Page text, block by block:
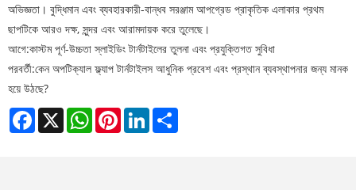
অভিজ্ঞতা। বুদ্ধিমান এবং ব্যবহারকারী-বান্ধব সরঞ্জাম আপগ্রেড প্রাকৃতিক এলাকার প্রথম
ছাপটিকে আরও দক্ষ, সুন্দর এবং আরামদায়ক করে তুলেছে।
আগে:কাস্টম পূর্ণ-উচ্চতা স্লাইডিং টার্নটাইলের তুলনা এবং প্রযুক্তিগত সুবিধা
পরবর্তী:কেন অপটিক্যাল ফ্ল্যাপ টার্নটাইলস আধুনিক প্রবেশ এবং প্রস্থান ব্যবস্থাপনার জন্য মানক
হয়ে উঠছে?
Facebook
X WhatsAppPinterestLinkedIn